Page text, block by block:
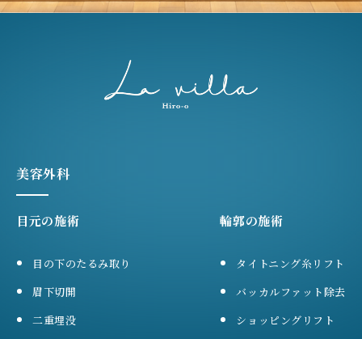
美容外科
目元の施術
目の下のたるみ取り
眉下切開
二重埋没
輪郭の施術
タイトニング糸リフト
バッカルファット除去
ショッピングリフト